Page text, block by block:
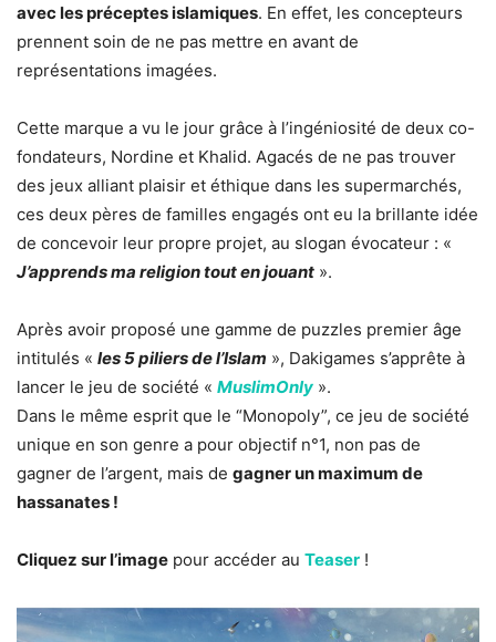
avec les préceptes islamiques. En effet, les concepteurs
prennent soin de ne pas mettre en avant de
représentations imagées.
Cette marque a vu le jour grâce à l’ingéniosité de deux co-
fondateurs, Nordine et Khalid. Agacés de ne pas trouver
des jeux alliant plaisir et éthique dans les supermarchés,
ces deux pères de familles engagés ont eu la brillante idée
de concevoir leur propre projet, au slogan évocateur : «
J’apprends ma religion tout en jouant ».
Après avoir proposé une gamme de puzzles premier âge
intitulés « les 5 piliers de l’Islam », Dakigames s’apprête à
lancer le jeu de société « MuslimOnly ».
Dans le même esprit que le “Monopoly”, ce jeu de société
unique en son genre a pour objectif n°1, non pas de
gagner de l’argent, mais de gagner un maximum de
hassanates !
Cliquez sur l’image pour accéder au Teaser !